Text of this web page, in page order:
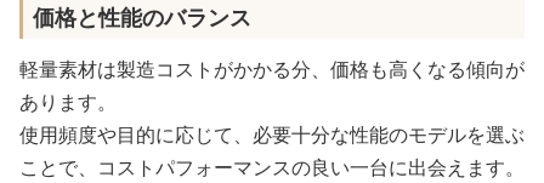
価格と性能のバランス
軽量素材は製造コストがかかる分、価格も高くなる傾向が
あります。
使用頻度や目的に応じて、必要十分な性能のモデルを選ぶ
ことで、コストパフォーマンスの良い一台に出会えます。